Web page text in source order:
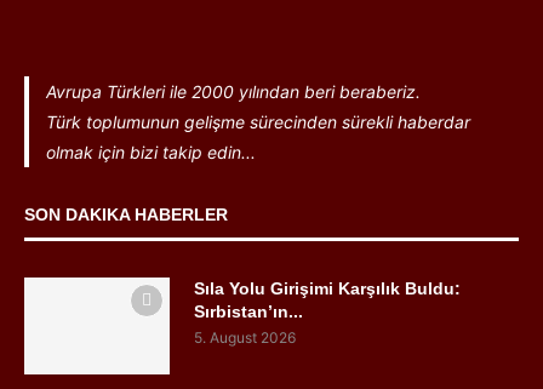
Avrupa Türkleri ile 2000 yılından beri beraberiz.
Türk toplumunun gelişme sürecinden sürekli haberdar
olmak için bizi takip edin...
SON DAKIKA HABERLER
Sıla Yolu Girişimi Karşılık Buldu:
Sırbistan’ın...
5. August 2026